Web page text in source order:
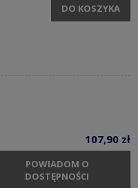
DO KOSZYKA
107,90 zł
POWIADOM O
DOSTĘPNOŚCI